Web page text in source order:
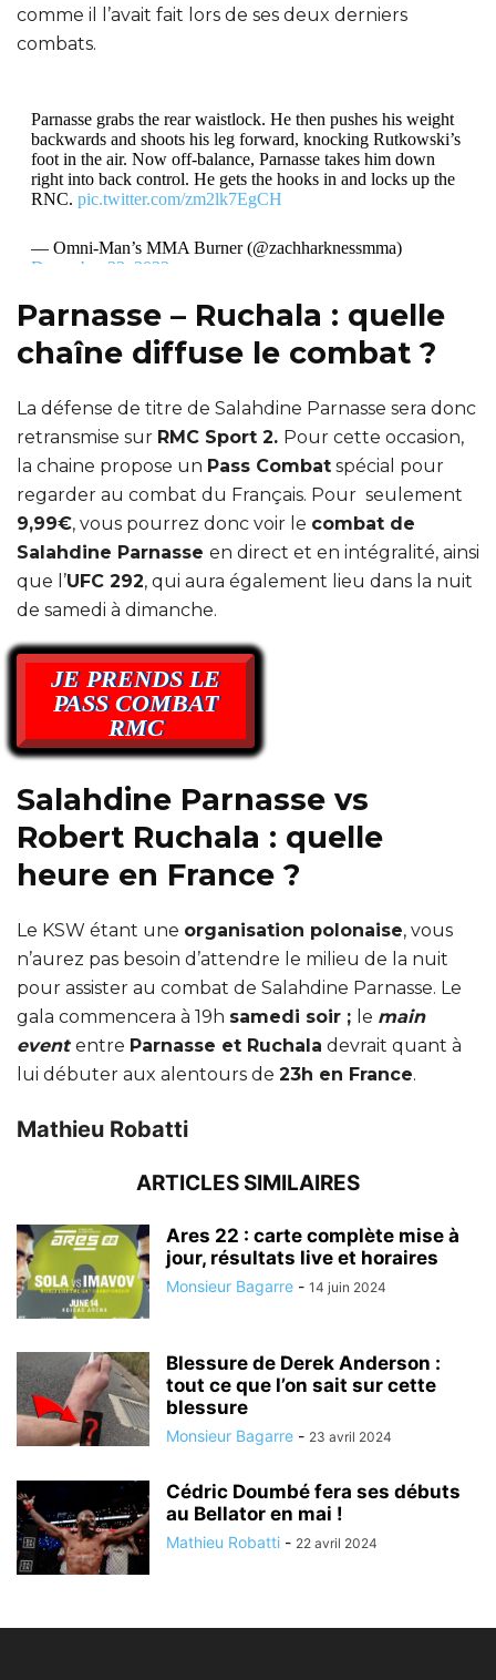
comme il l’avait fait lors de ses deux derniers
combats.
Parnasse grabs the rear waistlock. He then pushes his weight
backwards and shoots his leg forward, knocking Rutkowski’s
foot in the air. Now off-balance, Parnasse takes him down
right into back control. He gets the hooks in and locks up the
RNC. pic.twitter.com/zm2lk7EgCH
— Omni-Man’s MMA Burner (@zachharknessmma)
December 23, 2022
Parnasse – Ruchala : quelle
chaîne diffuse le combat ?
La défense de titre de Salahdine Parnasse sera donc
retransmise sur RMC Sport 2. Pour cette occasion,
la chaine propose un Pass Combat spécial pour
regarder au combat du Français. Pour seulement
9,99€, vous pourrez donc voir le combat de
Salahdine Parnasse en direct et en intégralité, ainsi
que l’UFC 292, qui aura également lieu dans la nuit
de samedi à dimanche.
JE PRENDS LE
PASS COMBAT
RMC
Salahdine Parnasse vs
Robert Ruchala : quelle
heure en France ?
Le KSW étant une organisation polonaise, vous
n’aurez pas besoin d’attendre le milieu de la nuit
pour assister au combat de Salahdine Parnasse. Le
gala commencera à 19h samedi soir ; le main
event entre Parnasse et Ruchala devrait quant à
lui débuter aux alentours de 23h en France.
Mathieu Robatti
ARTICLES SIMILAIRES
Ares 22 : carte complète mise à
jour, résultats live et horaires
Monsieur Bagarre - 14 juin 2024
Blessure de Derek Anderson :
tout ce que l’on sait sur cette
blessure
Monsieur Bagarre - 23 avril 2024
Cédric Doumbé fera ses débuts
au Bellator en mai !
Mathieu Robatti - 22 avril 2024